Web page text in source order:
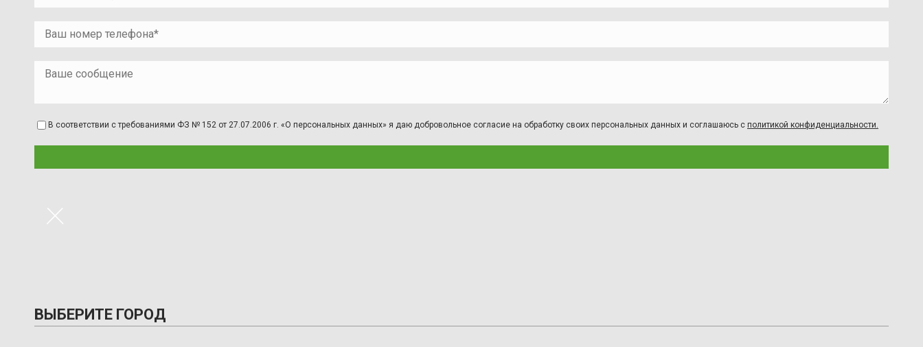
В соответствии с требованиями ФЗ № 152 от 27.07.2006 г. «О персональных данных» я даю добровольное согласие на обработку своих персональных данных и соглашаюсь с политикой конфиденциальности.
×
ВЫБЕРИТЕ ГОРОД